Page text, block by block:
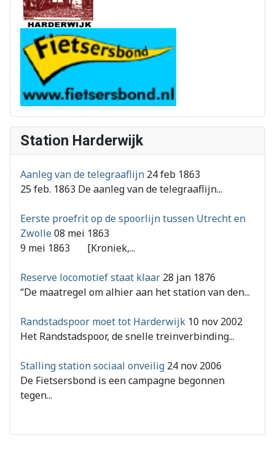
Station Harderwijk
Aanleg van de telegraaflijn 24 feb 1863
25 feb. 1863 De aanleg van de telegraaflijn...
Eerste proefrit op de spoorlijn tussen Utrecht en
Zwolle08 mei 1863
9 mei 1863 [Kroniek,...
Reserve locomotief staat klaar 28 jan 1876
“De maatregel om alhier aan het station van den...
Randstadspoor moet tot Harderwijk 10 nov 2002
Het Randstadspoor, de snelle treinverbinding...
Stalling station sociaal onveilig 24 nov 2006
De Fietsersbond is een campagne begonnen
tegen...